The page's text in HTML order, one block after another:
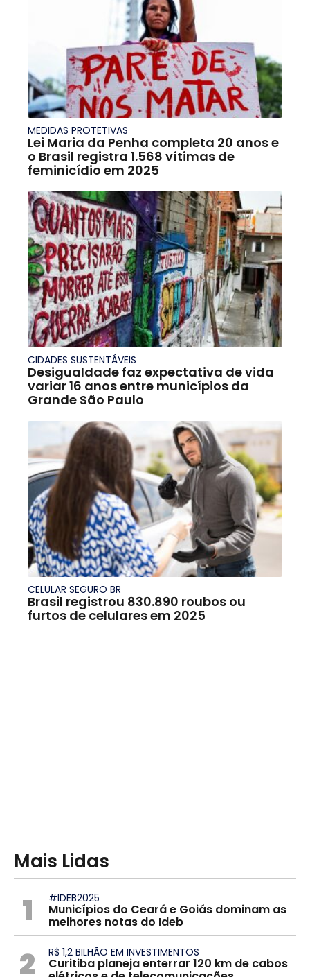
MEDIDAS PROTETIVAS
Lei Maria da Penha completa 20 anos e
o Brasil registra 1.568 vítimas de
feminicídio em 2025
CIDADES SUSTENTÁVEIS
Desigualdade faz expectativa de vida
variar 16 anos entre municípios da
Grande São Paulo
CELULAR SEGURO BR
Brasil registrou 830.890 roubos ou
furtos de celulares em 2025
Mais Lidas
1 #IDEB2025
Municípios do Ceará e Goiás dominam as
melhores notas do Ideb
2 R$ 1,2 BILHÃO EM INVESTIMENTOS
Curitiba planeja enterrar 120 km de cabos